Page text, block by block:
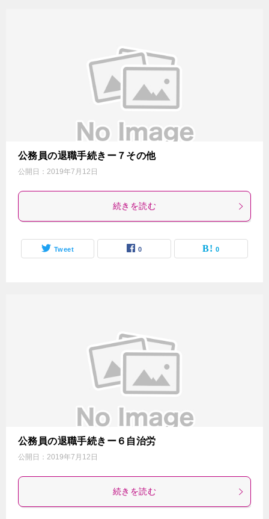
公務員の退職手続きー７その他
公開日： 2019年7月12日
続きを読む
Tweet 0 0
公務員の退職手続きー６自治労
公開日： 2019年7月12日
続きを読む